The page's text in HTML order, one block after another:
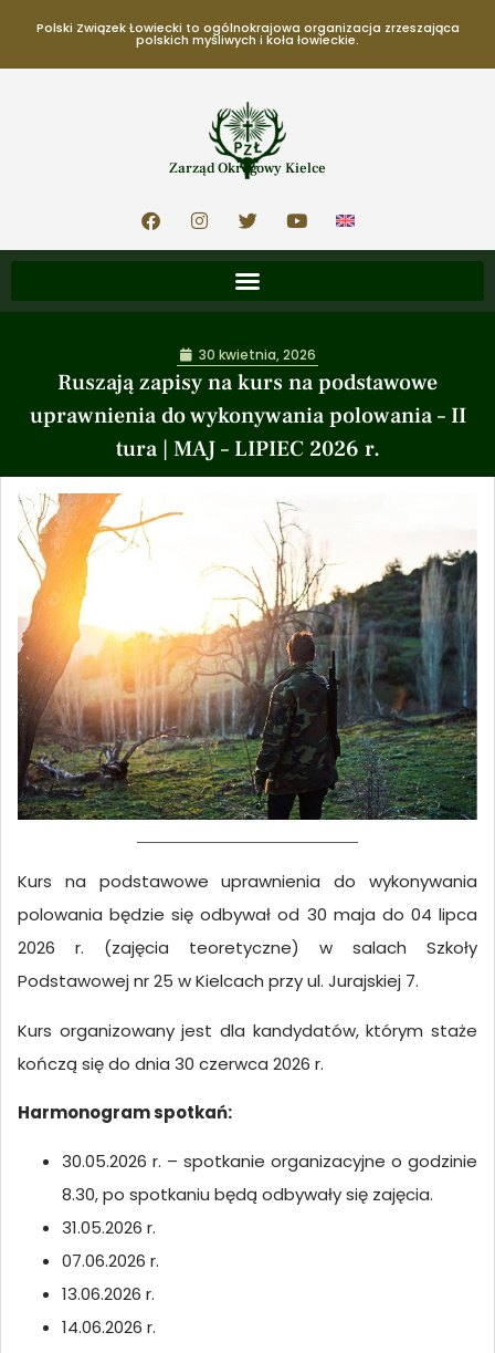
Polski Związek Łowiecki to ogólnokrajowa organizacja zrzeszająca
polskich myśliwych i koła łowieckie.
Zarząd Okręgowy Kielce
Ruszają zapisy na kurs na podstawowe
uprawnienia do wykonywania polowania – II
tura | MAJ – LIPIEC 2026 r.
30 kwietnia, 2026
Kurs na podstawowe uprawnienia do wykonywania
polowania będzie się odbywał od 30 maja do 04 lipca
2026 r. (zajęcia teoretyczne) w salach Szkoły
Podstawowej nr 25 w Kielcach przy ul. Jurajskiej 7.
Kurs organizowany jest dla kandydatów, którym staże
kończą się do dnia 30 czerwca 2026 r.
Harmonogram spotkań:
30.05.2026 r. – spotkanie organizacyjne o godzinie
8.30, po spotkaniu będą odbywały się zajęcia.
31.05.2026 r.
07.06.2026 r.
13.06.2026 r.
14.06.2026 r.